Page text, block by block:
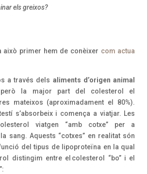
els greixos?
això primer hem de conèixer com actua
a través dels aliments d’origen animal
però la major part del colesterol el
mateixos (aproximadament el 80%).
s’absorbeix i comença a viatjar. Les
viatgen “amb cotxe” per a
sang. Aquests “cotxes” en realitat són
del tipus de lipoproteïna en la qual
distingim entre el colesterol “bo” i el